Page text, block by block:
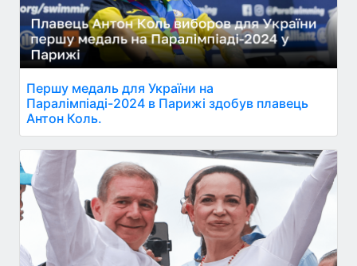
Першу медаль для України на
Паралімпіаді-2024 в Парижі здобув плавець
Антон Коль.